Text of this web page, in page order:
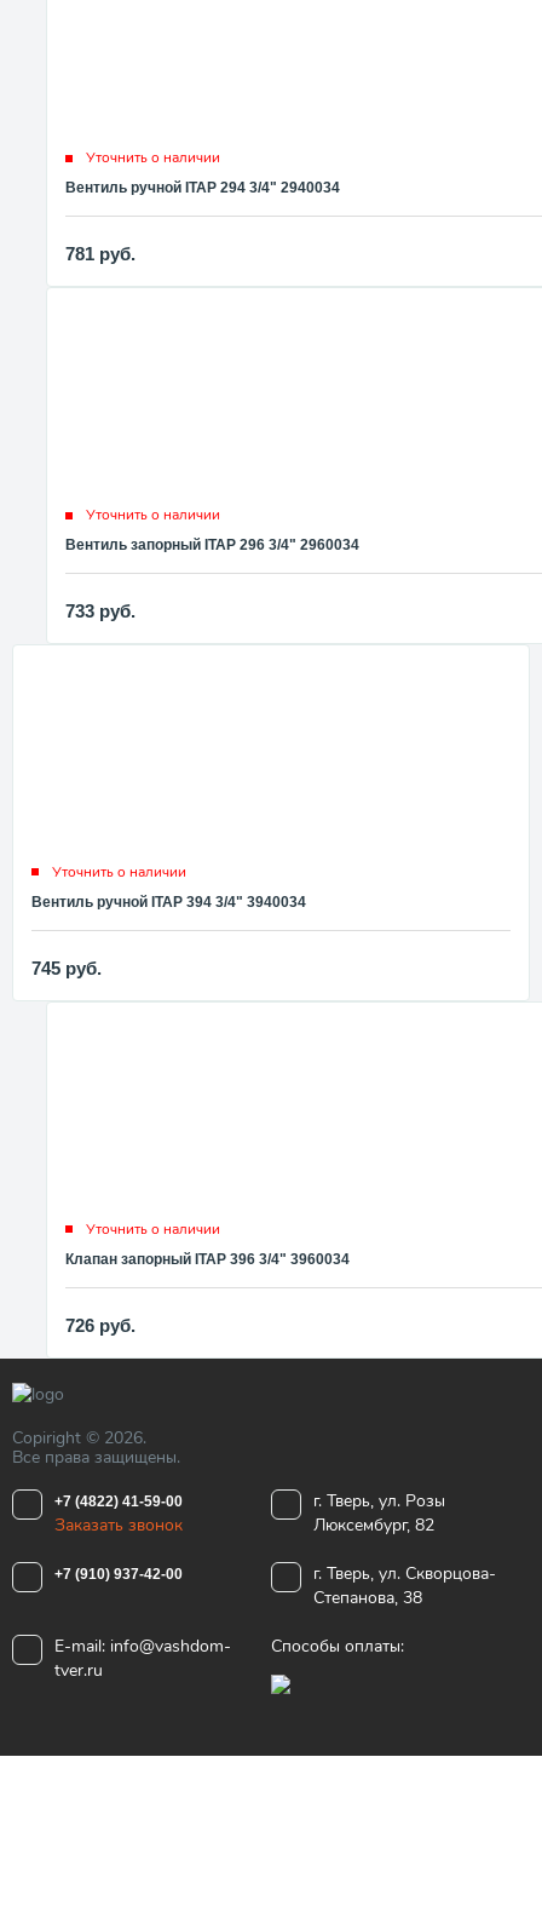
Уточнить о наличии
Вентиль ручной ITAP 294 3/4" 2940034
781 руб.
Уточнить о наличии
Вентиль запорный ITAP 296 3/4" 2960034
733 руб.
Уточнить о наличии
Вентиль ручной ITAP 394 3/4" 3940034
745 руб.
Уточнить о наличии
Клапан запорный ITAP 396 3/4" 3960034
726 руб.
Copiright © 2026.
Все права защищены.
+7 (4822) 41-59-00
Заказать звонок
г. Тверь, ул. Розы
Люксембург, 82
+7 (910) 937-42-00
г. Тверь, ул. Скворцова-
Степанова, 38
E-mail: info@vashdom-
tver.ru
Способы оплаты: